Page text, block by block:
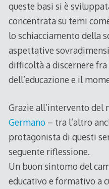
queste basi si è
concentrata su temi
lo schiacciamento della
aspettative
difficoltà a discernere
dell’educazione e il
Grazie all’intervento del
Germano– tra l’altro
protagonista di questi
seguente riflessione.
Un buon sintomo del
educativo e formativo a